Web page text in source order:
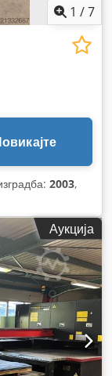
1 /7
2003,
Аукција